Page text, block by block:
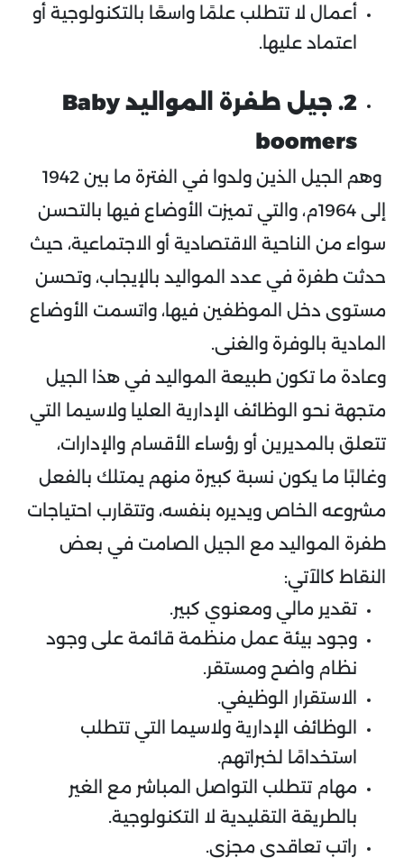
أعمال لا تتطلب علمًا واسعًا بالتكنولوجية أو
اعتماد عليها.
2. جيل طفرة
المواليد Baby
boomers
وهم الجيل الذين ولدوا في الفترة ما بين 1942
إلى 1964م، والتي تميزت الأوضاع فيها بالتحسن
سواء من الناحية الاقتصادية أو الاجتماعية، حيث
حدثت طفرة في عدد المواليد بالإيجاب، وتحسن
مستوى دخل الموظفين فيها، واتسمت الأوضاع
المادية بالوفرة والغنى.
وعادة ما تكون طبيعة المواليد في هذا الجيل
متجهة نحو الوظائف الإدارية العليا ولاسيما التي
تتعلق بالمديرين أو رؤساء الأقسام والإدارات،
وغالبًا ما يكون نسبة كبيرة منهم يمتلك بالفعل
مشروعه الخاص ويديره بنفسه، وتتقارب احتياجات
طفرة المواليد مع الجيل الصامت في بعض
النقاط كالآتي:
تقدير مالي ومعنوي كبير.
وجود بيئة عمل منظمة قائمة على وجود
نظام واضح ومستقر.
الاستقرار الوظيفي.
الوظائف الإدارية ولاسيما التي تتطلب
استخدامًا لخبراتهم.
مهام تتطلب التواصل المباشر مع الغير
بالطريقة التقليدية لا التكنولوجية.
راتب تعاقدي مجزي.